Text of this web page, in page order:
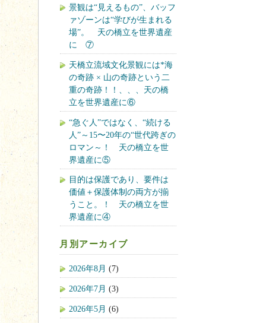
景観は“見えるもの”、バッフ
ァゾーンは“学びが生まれる
場”。 天の橋立を世界遺産
に ⑦
天橋立流域文化景観には*海
の奇跡 × 山の奇跡という二
重の奇跡！！、、、天の橋
立を世界遺産に⑥
“急ぐ人”ではなく、“続ける
人”～15〜20年の“世代跨ぎの
ロマン～！ 天の橋立を世
界遺産に⑤
目的は保護であり、要件は
価値＋保護体制の両方が揃
うこと。！ 天の橋立を世
界遺産に④
月別アーカイブ
2026年8月 (7)
2026年7月 (3)
2026年5月 (6)